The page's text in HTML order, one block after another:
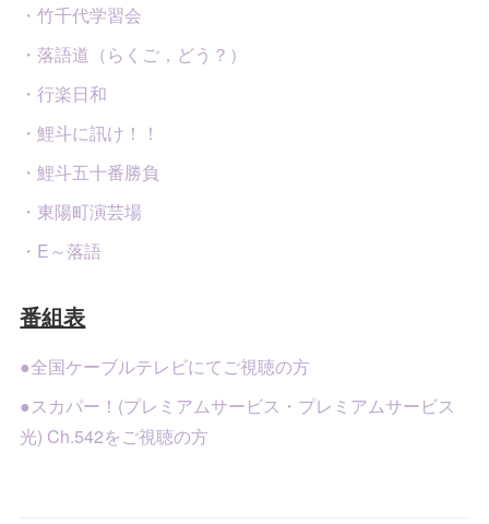
・竹千代学習会
・落語道（らくご，どう？）
・行楽日和
・鯉斗に訊け！！
・鯉斗五十番勝負
・東陽町演芸場
・E～落語
番組表
●全国ケーブルテレビにてご視聴の方
●スカパー！(プレミアムサービス・プレミアムサービス
光) Ch.542をご視聴の方